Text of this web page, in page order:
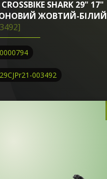
SHARK 29" 17"
ЖОВТИЙ-БІЛИЙ
0000794
29CJPr21-003492